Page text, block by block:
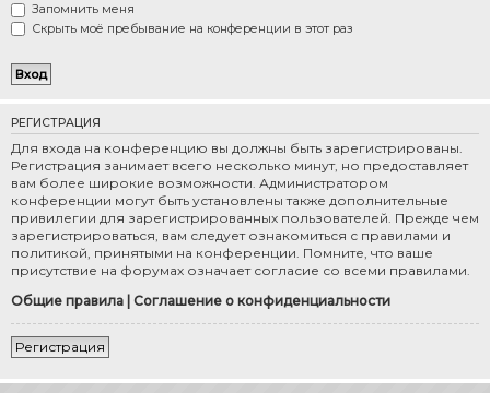
Запомнить меня
Скрыть моё пребывание на конференции в этот раз
РЕГИСТРАЦИЯ
Для входа на конференцию вы должны быть зарегистрированы.
Регистрация занимает всего несколько минут, но предоставляет
вам более широкие возможности. Администратором
конференции могут быть установлены также дополнительные
привилегии для зарегистрированных пользователей. Прежде чем
зарегистрироваться, вам следует ознакомиться с правилами и
политикой, принятыми на конференции. Помните, что ваше
присутствие на форумах означает согласие со всеми правилами.
Общие правила Соглашение о конфиденциальности
Регистрация